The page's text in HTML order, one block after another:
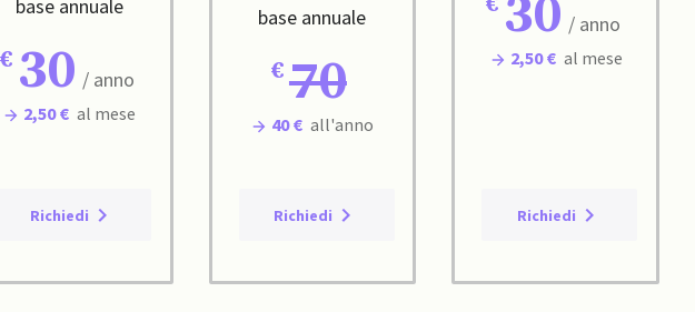
base annuale
30 / anno
2,50 € al mese
Richiedi
base annuale
70
40 € all'anno
Richiedi
30 / anno
2,50 € al mese
Richiedi